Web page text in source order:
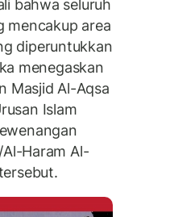
bahwa seluruh
mencakup area
diperuntukkan
menegaskan
Masjid Al-Aqsa
Islam
Haram Al-